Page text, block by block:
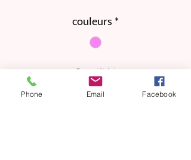
couleurs *
Quantité *
Phone Email Facebook